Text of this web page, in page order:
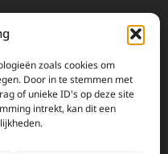
zoals cookies om
Door in te stemmen met
of unieke ID's op deze site
intrekt, kan dit een